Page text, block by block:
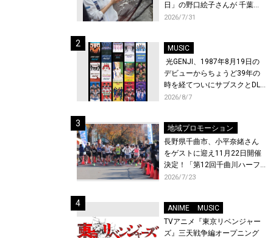
日」の野口絵子さんが 千葉県
唯一の村・長生村で地引網を
2026/7/31
MUSIC
光GENJI、1987年8月19日の
デビューからちょうど39年の
時を経てついにサブスクとDL
配信が解禁！
2026/8/7
地域プロモーション
長野県千曲市、小平奈緒さん
をゲストに迎え11月22日開催
決定！「第12回千曲川ハーフ
マラソン」エントリー受付開
2026/7/23
ANIME
MUSIC
TVアニメ『東京リベンジャー
ズ』三天戦争編オープニング